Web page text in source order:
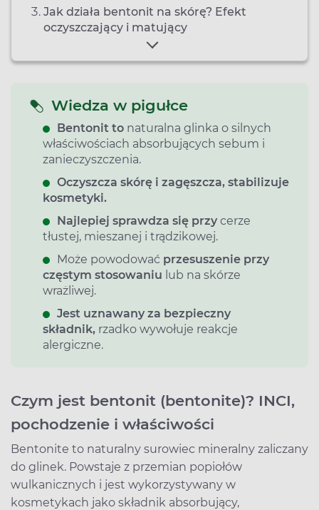
Jak działa bentonit na skórę? Efekt
oczyszczający i matujący
Wiedza w pigułce
Bentonit to naturalna glinka o silnych
właściwościach absorbujących sebum i
zanieczyszczenia.
Oczyszcza skórę i zagęszcza, stabilizuje
kosmetyki.
Najlepiej sprawdza się przy cerze
tłustej, mieszanej i trądzikowej.
Może powodować przesuszenie przy
częstym stosowaniu lub na skórze
wrażliwej.
Jest uznawany za bezpieczny
składnik, rzadko wywołuje reakcje
alergiczne.
Czym jest bentonit (bentonite)? INCI,
pochodzenie i właściwości
Bentonite to naturalny surowiec mineralny zaliczany
do glinek. Powstaje z przemian popiołów
wulkanicznych i jest wykorzystywany w
kosmetykach jako składnik absorbujący,